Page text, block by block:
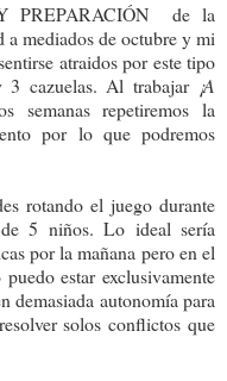
PREPARACIÓN de la
a mediados de octubre y mi
atraidos por este tipo
3 cazuelas. Al trabajar ¡A
semanas repetiremos la
por lo que podremos
rotando el juego durante
5 niños. Lo ideal sería
por la mañana pero en el
estar exclusivamente
demasiada autonomía para
solos conflictos que